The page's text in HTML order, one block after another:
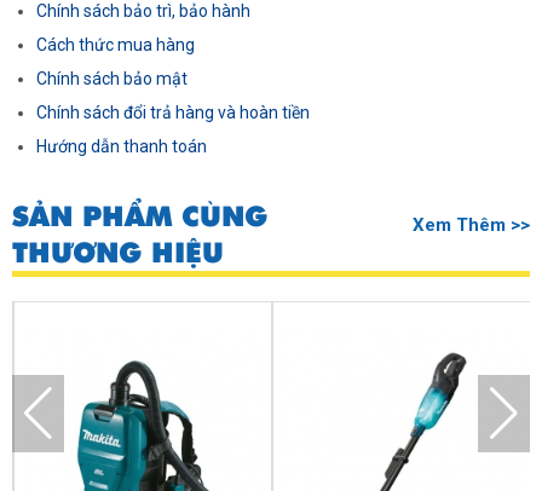
Chính sách bảo trì, bảo hành
Cách thức mua hàng
Chính sách bảo mật
Chính sách đổi trả hàng và hoàn tiền
Hướng dẫn thanh toán
SẢN PHẨM CÙNG
THƯƠNG HIỆU
Xem Thêm >>